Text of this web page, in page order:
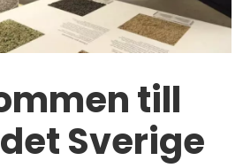
till
Sverige